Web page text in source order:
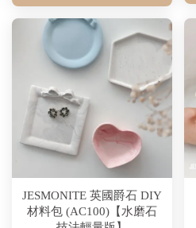
JESMONITE 英國爵石 DIY
材料包 (AC100)【水磨石